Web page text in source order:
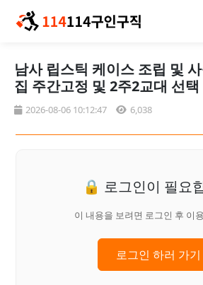
남사 립스틱 케이스 조립 및
집 주간고정 및 2주2교대 선
2026-08-06 10:12:47 6,038
🔒 로그인이 필요
이 내용을 보려면 로그인 후 이
로그인 하러 가기